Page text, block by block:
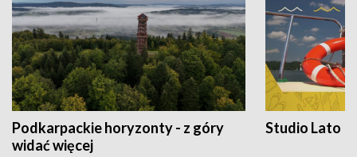
Podkarpackie horyzonty - z góry
widać więcej
Studio Lato